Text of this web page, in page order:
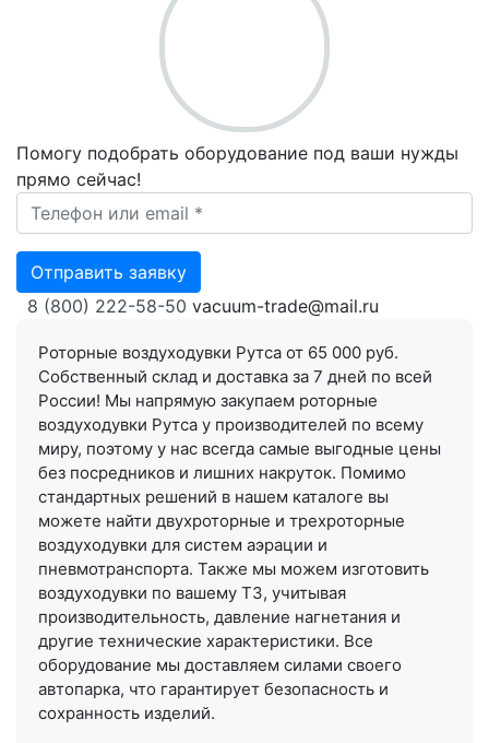
Помогу подобрать оборудование под ваши нужды
прямо сейчас!
Ваш телефон *
Отправить заявку
8 (800) 222-58-50 vacuum-trade@mail.ru
Роторные воздуходувки Рутса от 65 000 руб.
Собственный склад и доставка за 7 дней по всей
России! Мы напрямую закупаем роторные
воздуходувки Рутса у производителей по всему
миру, поэтому у нас всегда самые выгодные цены
без посредников и лишних накруток. Помимо
стандартных решений в нашем каталоге вы
можете найти двухроторные и трехроторные
воздуходувки для систем аэрации и
пневмотранспорта. Также мы можем изготовить
воздуходувки по вашему ТЗ, учитывая
производительность, давление нагнетания и
другие технические характеристики. Все
оборудование мы доставляем силами своего
автопарка, что гарантирует безопасность и
сохранность изделий.